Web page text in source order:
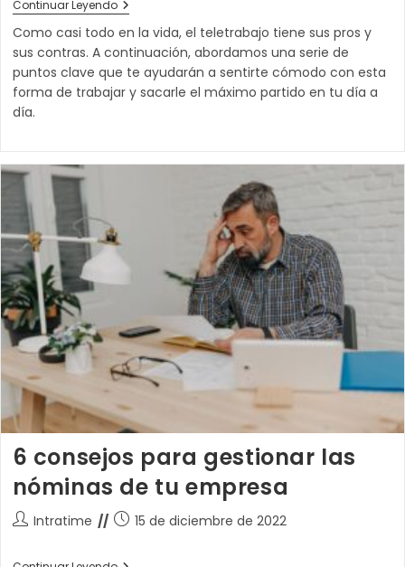
entrada:
entrada:
Continuar LeyendoPros
Y
Contras
Del
Teletrabajo
En
La
Como casi todo en la vida, el teletrabajo tiene sus pros y
sus contras. A continuación, abordamos una serie de
puntos clave que te ayudarán a sentirte cómodo con esta
forma de trabajar y sacarle el máximo partido en tu día a
día.
6 consejos para gestionar las
nóminas de tu empresa
AutorIntratime
Publicación
15 de diciembre de 2022